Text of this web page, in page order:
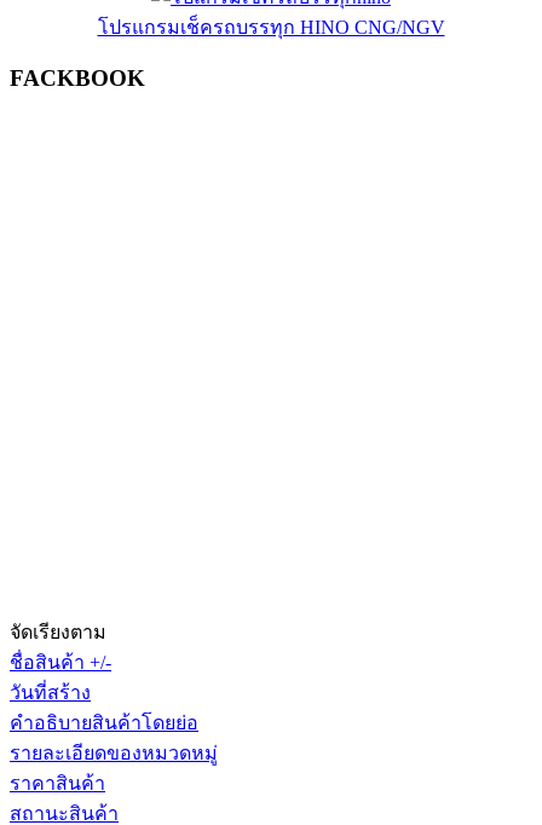
โปรแกรมเช็ครถบรรทุก HINO CNG/NGV
FACKBOOK
จัดเรียงตาม
ชื่อสินค้า +/-
วันที่สร้าง
คำอธิบายสินค้าโดยย่อ
รายละเอียดของหมวดหมู่
ราคาสินค้า
สถานะสินค้า